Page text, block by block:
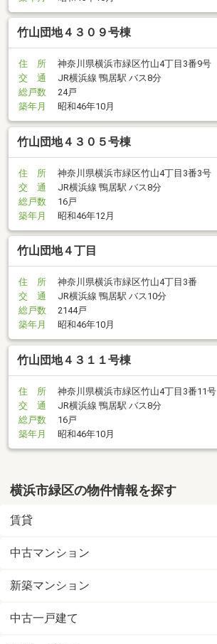
竹山団地４３０９号棟
住 所
神奈川県横浜市緑区竹山4丁目3番9号
交 通
JR横浜線 鴨居駅 バス8分
総戸数
24戸
築年月
昭和46年10月
竹山団地４３０５号棟
住 所
神奈川県横浜市緑区竹山4丁目3番3号
交 通
JR横浜線 鴨居駅 バス8分
総戸数
16戸
築年月
昭和46年12月
竹山団地４丁目
住 所
神奈川県横浜市緑区竹山4丁目3番
交 通
JR横浜線 鴨居駅 バス10分
総戸数
2144戸
築年月
昭和46年10月
竹山団地４３１１号棟
住 所
神奈川県横浜市緑区竹山4丁目3番11号
交 通
JR横浜線 鴨居駅 バス8分
総戸数
16戸
築年月
昭和46年10月
横浜市緑区の物件情報を探す
賃貸
中古マンション
新築マンション
中古一戸建て